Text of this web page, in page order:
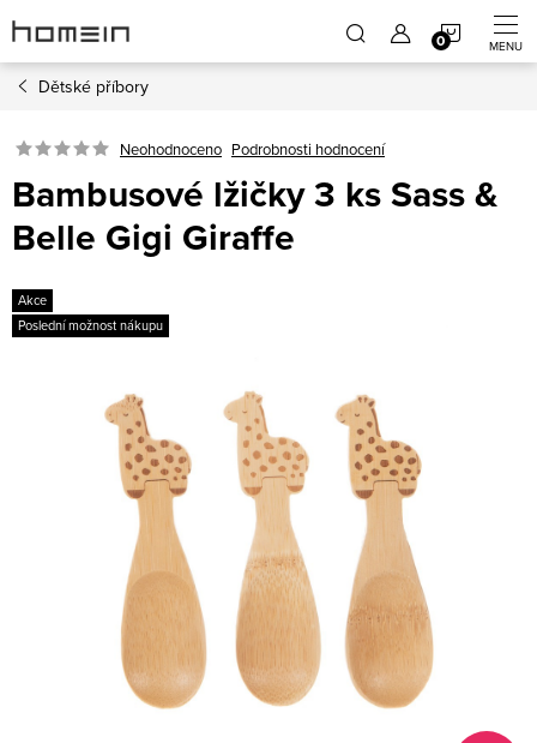
na
obsah
Dětské příbory
Neohodnoceno Podrobnosti hodnocení
Bambusové lžičky 3 ks Sass &
Belle Gigi Giraffe
Akce
Poslední možnost nákupu